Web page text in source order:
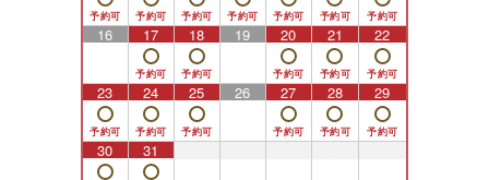
16 17 18 19 20 21 22
23 24 25 26 27 28 29
30 31